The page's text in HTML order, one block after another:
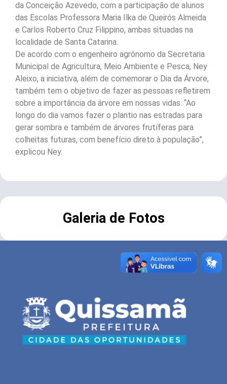
da Conceição Azevedo, com a participação de alunos
das Escolas Professora Maria Ilka de Queirós Almeida
e Carlos Roberto Cruz Filippino, ambas situadas na
localidade de Santa Catarina.
De acordo com o engenheiro agrônomo da Secretaria
Municipal de Agricultura, Meio Ambiente e Pesca, Ney
Aleixo, a iniciativa, além de comemorar o Dia da Árvore,
também tem o objetivo de fazer as pessoas refletirem
sobre a importância da árvore em nossas vidas. “Ao
longo do dia vamos fazer o plantio nas estradas para
gerar sombra e também de árvores frutíferas para
colheitas futuras, com benefício direto à população”,
explicou Ney.
Galeria de Fotos